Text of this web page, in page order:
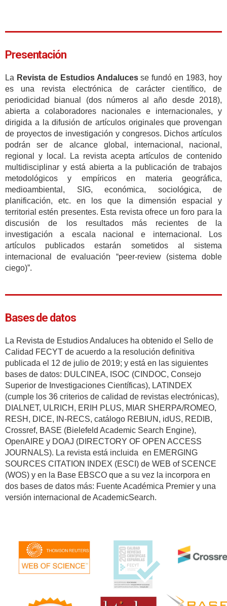
Presentación
La Revista de Estudios Andalucesse fundó en 1983, hoy
es una revista electrónica de carácter científico, de
periodicidad bianual (dos números al año desde 2018),
abierta a colaboradores nacionales e internacionales, y
dirigida a la difusión de artículos originales que provengan
de proyectos de investigación y congresos. Dichos artículos
podrán ser de alcance global, internacional, nacional,
regional y local. La revista acepta artículos de contenido
multidisciplinar y está abierta a la publicación de trabajos
metodológicos y empíricos en materia geográfica,
medioambiental, SIG, económica, sociológica, de
planificación, etc. en los que la dimensión espacial y
territorial estén presentes. Esta revista ofrece un foro para la
discusión de los resultados más recientes de la
investigación a escala nacional e internacional. Los
artículos publicados estarán sometidos al sistema
internacional de evaluación “peer-review (sistema doble
ciego)”.
Bases de datos
La Revista de Estudios Andaluces ha obtenido el Sello de
Calidad FECYT de acuerdo a la resolución definitiva
publicada el 12 de julio de 2019; y está en las siguientes
bases de datos: DULCINEA, ISOC (CINDOC, Consejo
Superior de Investigaciones Científicas), LATINDEX
(cumple los 36 criterios de calidad de revistas electrónicas),
DIALNET, ULRICH, ERIH PLUS, MIAR SHERPA/ROMEO,
RESH, DICE, IN-RECS, catálogo REBIUN, idUS, REDIB,
Crossref, BASE (Bielefeld Academic Search Engine),
OpenAIRE y DOAJ (DIRECTORY OF OPEN ACCESS
JOURNALS). La revista está incluida en EMERGING
SOURCES CITATION INDEX (ESCI) de WEB of SCENCE
(WOS) y en la Base EBSCO que a su vez la incorpora en
dos bases de datos más: Fuente Académica Premier y una
versión internacional de AcademicSearch.